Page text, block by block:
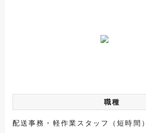
職種
配送事務・軽作業スタッフ（短時間）